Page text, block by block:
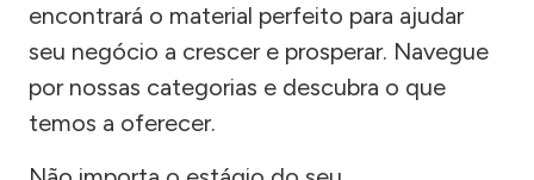
encontrará o material perfeito para ajudar
seu negócio a crescer e prosperar. Navegue
por nossas categorias e descubra o que
temos a oferecer.